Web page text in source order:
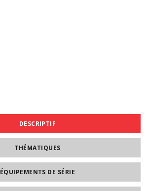
DESCRIPTIF
THÉMATIQUES
ÉQUIPEMENTS DE SÉRIE